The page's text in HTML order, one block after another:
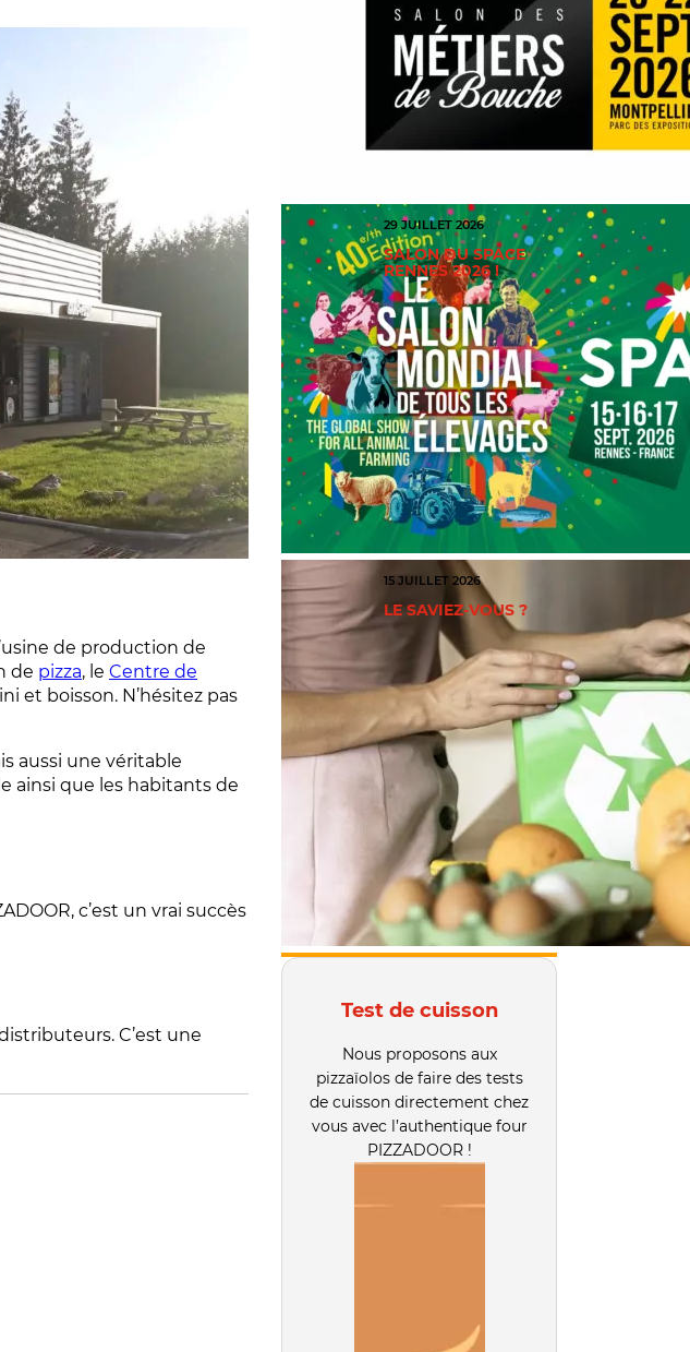
de production de
de pizza, le Centre de
et boisson. N’hésitez pas
aussi une véritable
ainsi que les habitants de
c’est un vrai succès
C’est une
29 JUILLET 2026
SALON DU SPACE
RENNES 2026 !
15 JUILLET 2026
LE SAVIEZ-VOUS ?
Test de cuisson
Nous proposons aux
pizzaïolos de faire des tests
de cuisson directement chez
vous avec l’authentique four
PIZZADOOR !